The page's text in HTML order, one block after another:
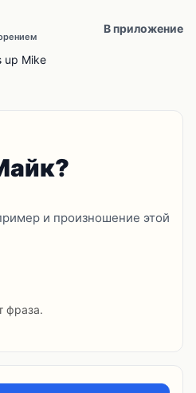
В приложение
up Mike
и произношение этой
фраза.